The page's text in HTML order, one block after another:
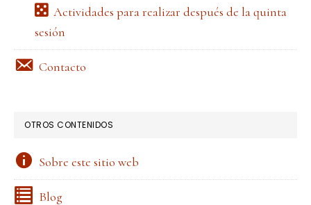
Actividades para realizar después de la quinta
sesión
Contacto
OTROS CONTENIDOS
Sobre este sitio web
Blog